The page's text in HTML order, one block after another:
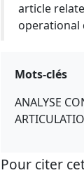
article
operational
Mots-clés
ANALYSE
Pour citer